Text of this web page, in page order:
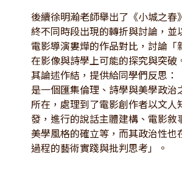
後續徐明瀚老師舉出了《小城之春
終不同時段出現的轉折與討論，並
電影導演婁燁的作品對比，討論「
在影像與詩學上可能的探究與突破
其論述作結，提供給同學們反思：
是一個匯集倫理、詩學與美學政治
所在，處理到了電影創作者以文人
發，進行的說話主體建構、電影敘
美學風格的確立等，而其政治性也
過程的藝術實踐與批判思考」。